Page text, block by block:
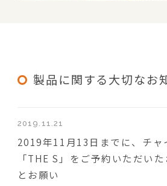
製品に関する大切なお
2019.11.21
2019年11月13日までに、チャ
「THE S」をご予約いただい
とお願い